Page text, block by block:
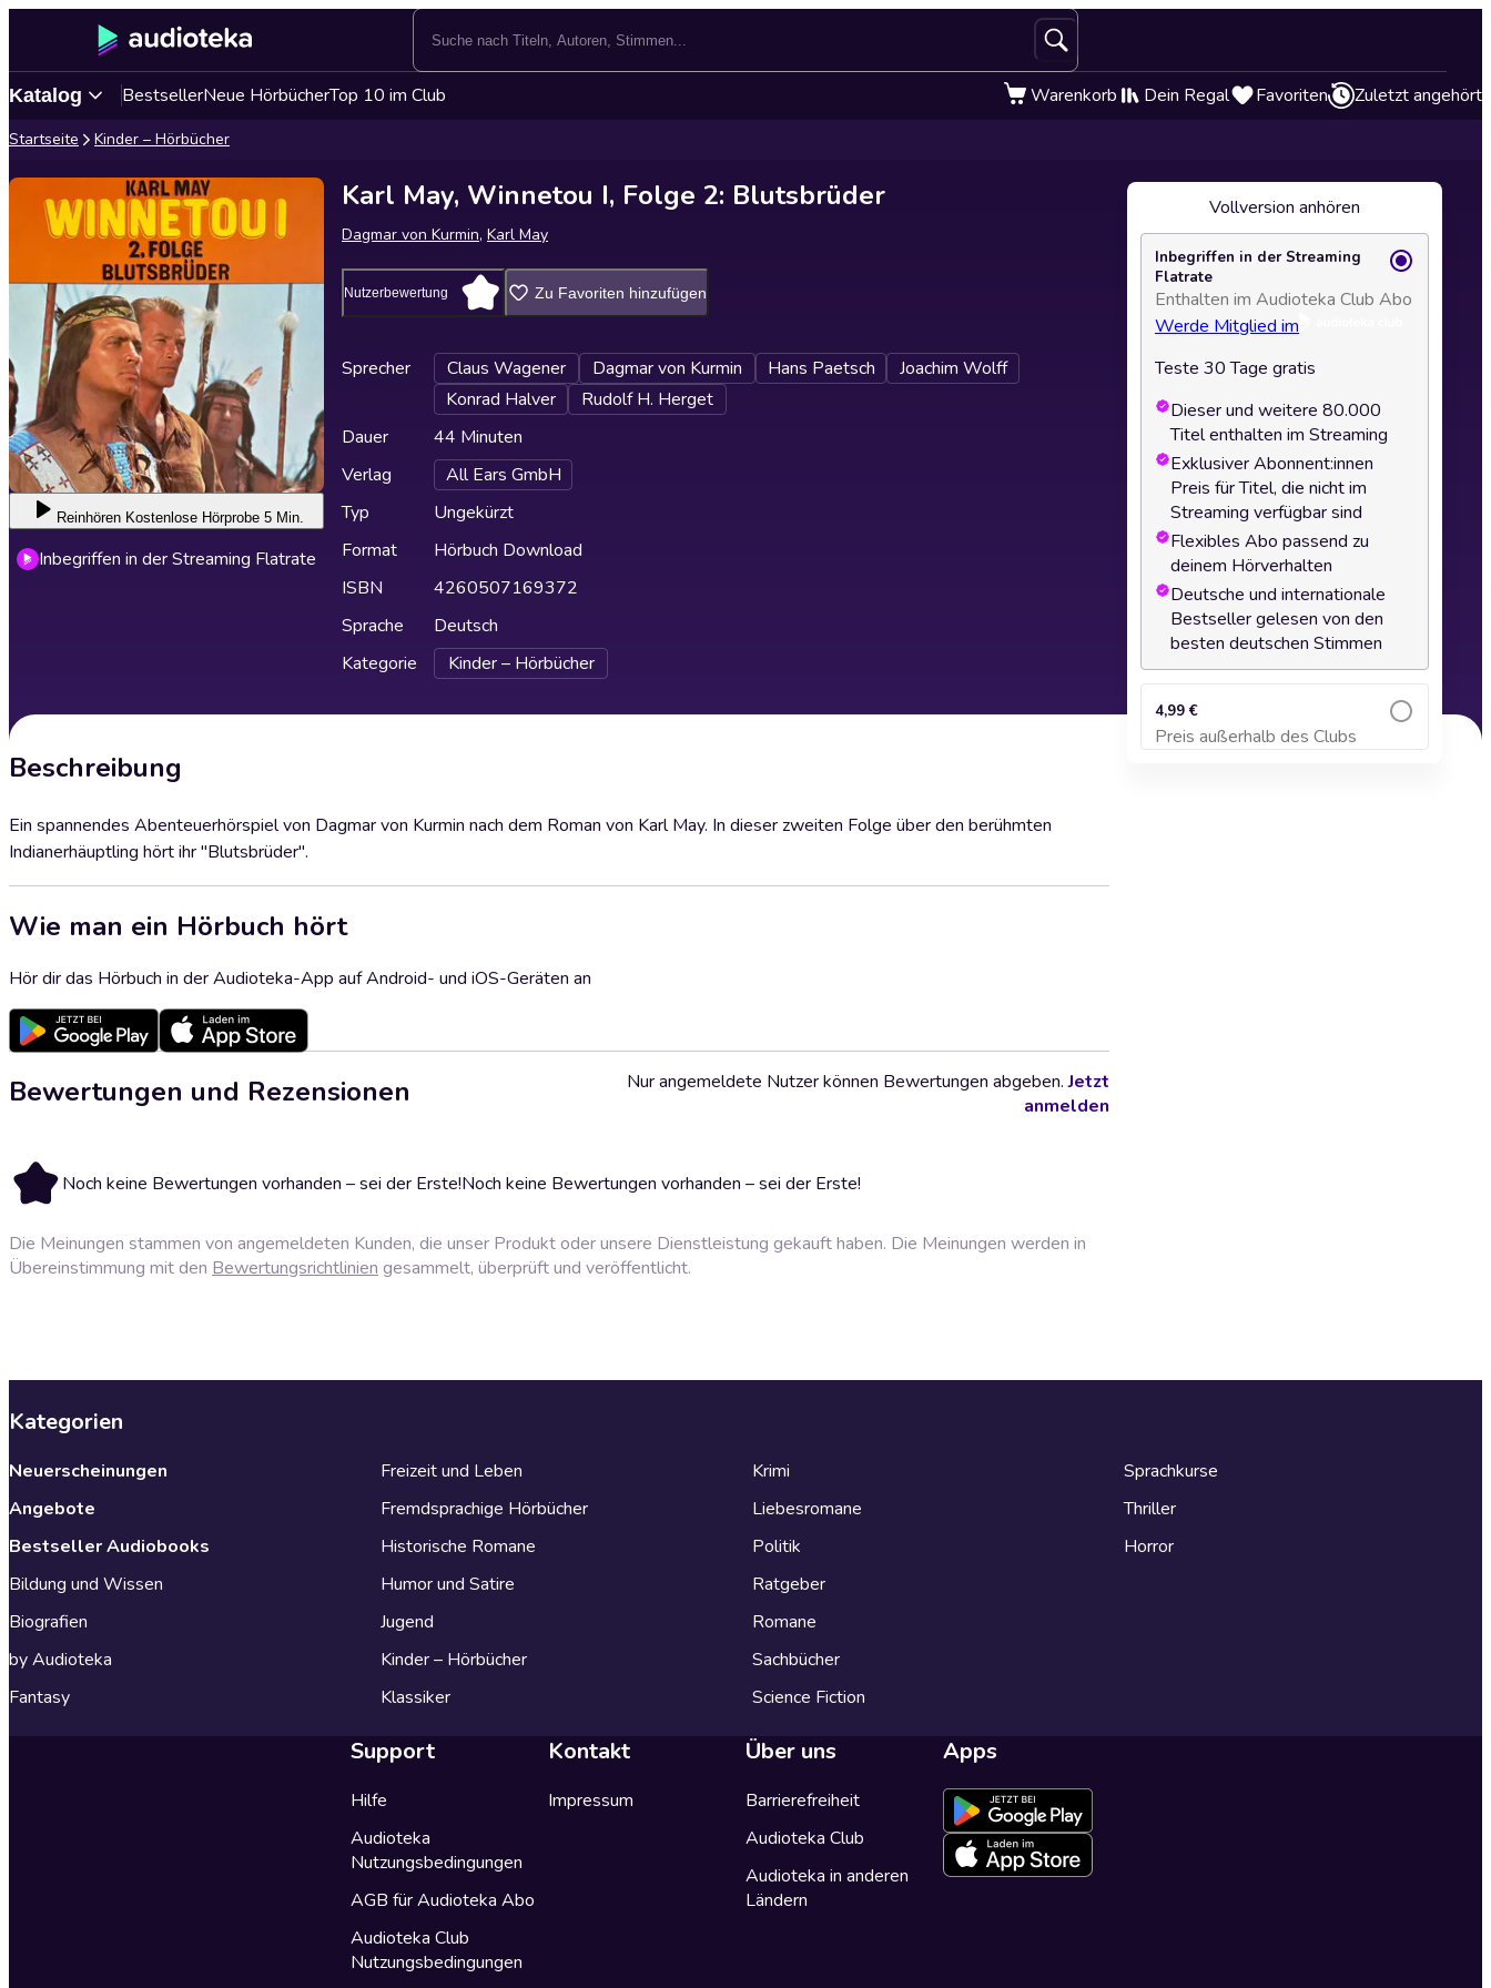
Katalog BestsellerNeue HörbücherTop 10 im Club Warenkorb Dein Regal Favoriten Zuletzt angehört
Startseite Kinder – Hörbücher
Reinhören Kostenlose Hörprobe 5 Min.
Inbegriffen in der Streaming Flatrate
Karl May, Winnetou I, Folge 2: Blutsbrüder
Dagmar von Kurmin, Karl May
Nutzerbewertung Zu Favoriten hinzufügen
Sprecher Claus Wagener Dagmar von Kurmin Hans Paetsch
Joachim Wolff
Konrad Halver
Rudolf H. Herget
Dauer
44 Minuten
Verlag
All Ears GmbH
Typ
Ungekürzt
Format
Hörbuch Download
ISBN
4260507169372
Sprache
Deutsch
Kategorie
Kinder – Hörbücher
Beschreibung
Ein spannendes Abenteuerhörspiel von Dagmar von Kurmin nach dem Roman von Karl May. In dieser zweiten Folge über den berühmten
Indianerhäuptling hört ihr "Blutsbrüder".
Wie man ein Hörbuch hört
Hör dir das Hörbuch in der Audioteka-App auf Android- und iOS-Geräten an
Bewertungen und Rezensionen
Noch keine Bewertungen vorhanden – sei der Erste!Noch keine Bewertungen vorhanden – sei der Erste!
Nur angemeldete Nutzer können Bewertungen abgeben.Jetzt
anmelden
Die Meinungen stammen von angemeldeten Kunden, die unser Produkt oder unsere Dienstleistung gekauft haben. Die Meinungen werden in
Übereinstimmung mit den Bewertungsrichtlinien gesammelt, überprüft und veröffentlicht.
Vollversion anhören
Inbegriffen in der Streaming
Flatrate
Enthalten im Audioteka Club Abo
Werde Mitglied im
Teste 30 Tage gratis
Dieser und weitere 80.000
Titel enthalten im Streaming
Exklusiver Abonnent:innen
Preis für Titel, die nicht im
Streaming verfügbar sind
Flexibles Abo passend zu
deinem Hörverhalten
Deutsche und internationale
Bestseller gelesen von den
besten deutschen Stimmen
4,99 €
Preis außerhalb des Clubs
Zum Warenkorb hinzufügen
Kategorien
Neuerscheinungen
Angebote
Bestseller Audiobooks
Bildung und Wissen
Biografien
by Audioteka
Fantasy
Freizeit und Leben
Fremdsprachige Hörbücher
Historische Romane
Humor und Satire
Jugend
Kinder – Hörbücher
Klassiker
Krimi
Liebesromane
Politik
Ratgeber
Romane
Sachbücher
Science Fiction
Sprachkurse
Thriller
Horror
Support
Hilfe
Audioteka
Nutzungsbedingungen
AGB für Audioteka Abo
Audioteka Club
Nutzungsbedingungen
Kontakt
Impressum
Über uns
Barrierefreiheit
Audioteka Club
Audioteka in anderen
Ländern
Apps